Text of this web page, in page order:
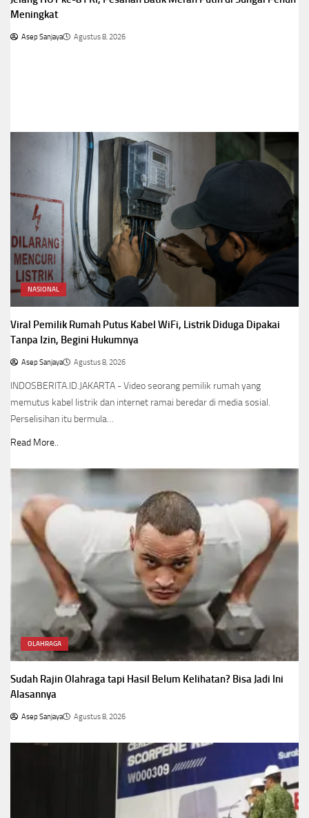
Meningkat
Asep Sanjaya Agustus 8, 2026
NASIONAL
Viral Pemilik Rumah Putus Kabel WiFi, Listrik Diduga Dipakai
Tanpa Izin, Begini Hukumnya
Asep Sanjaya Agustus 8, 2026
INDOSBERITA.ID.JAKARTA - Video seorang pemilik rumah yang
memutus kabel listrik dan internet ramai beredar di media sosial.
Perselisihan itu bermula…
Read More..
OLAHRAGA
Sudah Rajin Olahraga tapi Hasil Belum Kelihatan? Bisa Jadi Ini
Alasannya
Asep Sanjaya Agustus 8, 2026